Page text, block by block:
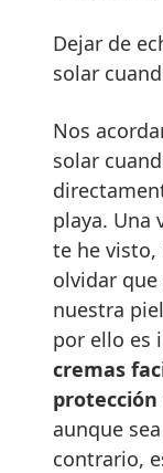
Dejar de
solar
Nos
solar
playa. Una
te he visto,
olvidar
nuestra
por ello es
cremas
protección
aunque
contrario,